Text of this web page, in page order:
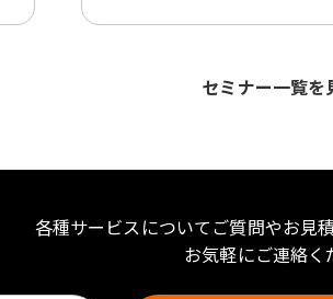
セミナー一覧を
各種サービスについてご質問やお見
お気軽にご連絡く